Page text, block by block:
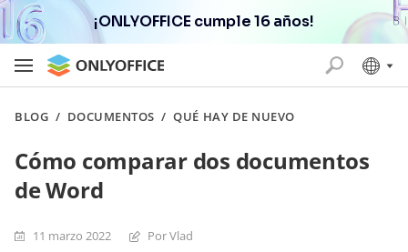
¡ONLYOFFICE cumple 16 años!
BLOG / DOCUMENTOS /QUÉ HAY DE NUEVO
Cómo comparar dos documentos
de Word
11 marzo 2022 Por Vlad